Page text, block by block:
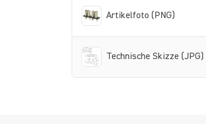
Artikelfoto (PNG)
Technische Skizze (JPG)